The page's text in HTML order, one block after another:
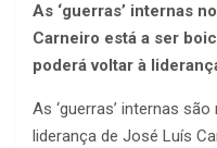
As ‘guerras’ internas
Carneiro está a ser
poderá voltar à
As ‘guerras’ internas
liderança de José Luís